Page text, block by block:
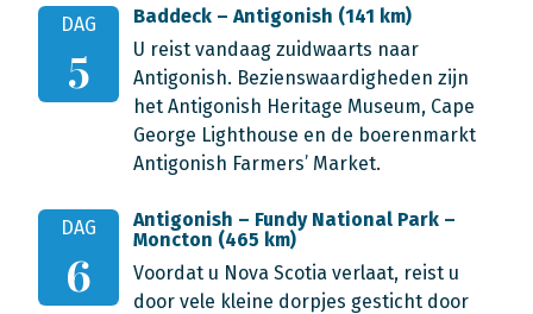
DAG
5
Baddeck – Antigonish (141 km)
U reist vandaag zuidwaarts naar
Antigonish. Bezienswaardigheden zijn
het Antigonish Heritage Museum, Cape
George Lighthouse en de boerenmarkt
Antigonish Farmers’ Market.
DAG
6
Antigonish – Fundy National Park –
Moncton (465 km)
Voordat u Nova Scotia verlaat, reist u
door vele kleine dorpjes gesticht door